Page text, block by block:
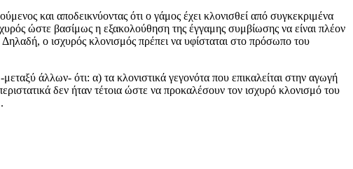
και αποδεικνύοντας ότι ο γάμος έχει κλονισθεί από συγκεκριμένα
ώστε βασίμως η εξακολούθηση της έγγαμης συμβίωσης να είναι πλέον
ο ισχυρός κλονισμός πρέπει να υφίσταται στο πρόσωπο του
άλλων- ότι: α) τα κλονιστικά γεγονότα που επικαλείται στην αγωγή
δεν ήταν τέτοια ώστε να προκαλέσουν τον ισχυρό κλονισμό του